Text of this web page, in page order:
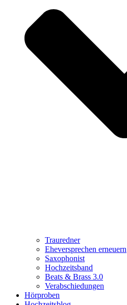
Trauredner
Eheversprechen erneuern
Saxophonist
Hochzeitsband
Beats & Brass 3.0
Verabschiedungen
Hörproben